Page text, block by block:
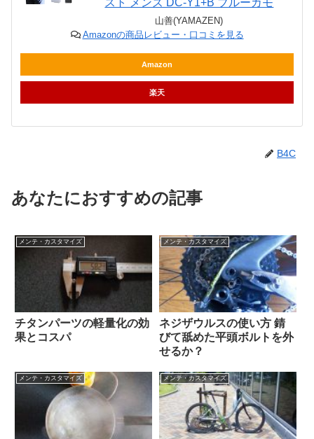
スト メンズ DC-Y1+B ブルーカモ
山善(YAMAZEN)
Amazonの商品レビュー・口コミを見る
Amazon
楽天
B4C
あなたにおすすめの記事
メンテ・カスタマイズ
チタンパーツの軽量化の効
果とコスパ
メンテ・カスタマイズ
ネジザウルスの使い方 錆
びて舐めた平頭ボルトを外
せるか？
メンテ・カスタマイズ メンテ・カスタマイズ